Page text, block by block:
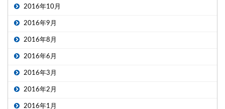
2016年10月
2016年9月
2016年8月
2016年6月
2016年3月
2016年2月
2016年1月